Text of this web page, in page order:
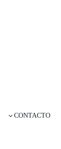
CONTACTO